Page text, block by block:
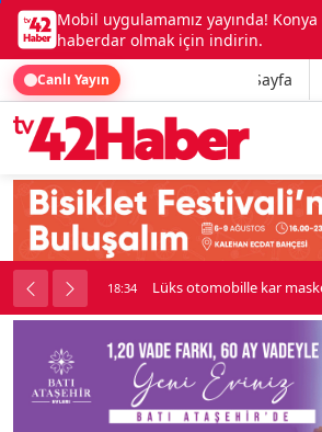
Mobil uygulamamız yayında!
haberdar olmak için indirin.
Canlı Yayın Ana Sayfa
kavga çıktı 18:34 Lüks otomobille kar